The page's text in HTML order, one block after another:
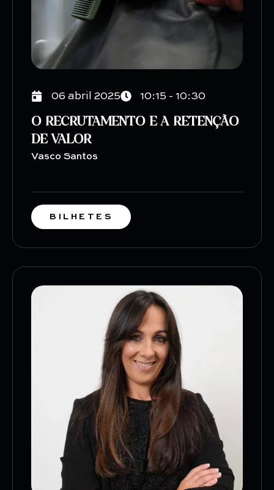
06 abril 2025 10:15 - 10:30
O RECRUTAMENTO E A RETENÇÃO
DE VALOR
Vasco Santos
BILHETES